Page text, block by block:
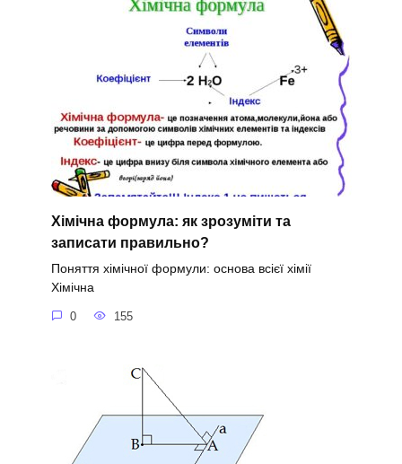
Хімічна формула: як зрозуміти та
записати правильно?
Поняття хімічної формули: основа всієї хімії
Хімічна
0 155